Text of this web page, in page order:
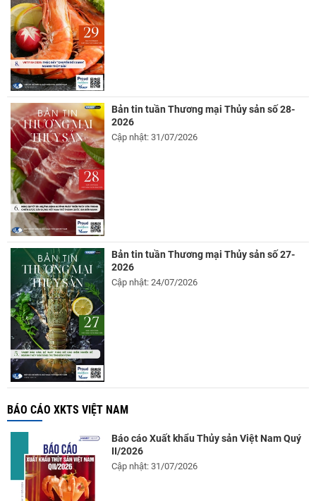
Bản tin tuần Thương mại Thủy sản số 28-
2026
Cập nhật: 31/07/2026
Bản tin tuần Thương mại Thủy sản số 27-
2026
Cập nhật: 24/07/2026
BÁO CÁO XKTS VIỆT NAM
Báo cáo Xuất khẩu Thủy sản Việt Nam Quý
II/2026
Cập nhật: 31/07/2026